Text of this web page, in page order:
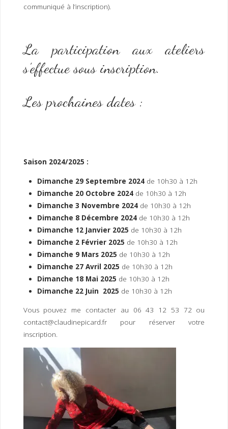
communiqué à l’inscription).
La participation aux ateliers
s’effectue sous inscription.
Les prochaines dates :
Saison 2024/2025 :
Dimanche 29 Septembre 2024de 10h30 à 12h
Dimanche 20 Octobre 2024de 10h30 à 12h
Dimanche 3 Novembre 2024de 10h30 à 12h
Dimanche 8 Décembre 2024de 10h30 à 12h
Dimanche 12 Janvier 2025 de 10h30 à 12h
Dimanche 2 Février 2025 de 10h30 à 12h
Dimanche 9 Mars 2025 de 10h30 à 12h
Dimanche 27 Avril 2025 de 10h30 à 12h
Dimanche 18 Mai 2025 de 10h30 à 12h
Dimanche 22 Juin 2025 de 10h30 à 12h
Vous pouvez me contacter au 06 43 12 53 72 ou
contact@claudinepicard.fr pour réserver votre
inscription.